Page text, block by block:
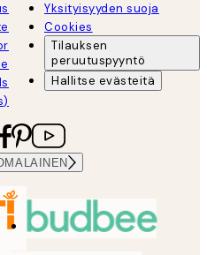
Yksityisyyden suoja
Cookies
Tilauksen
peruutuspyyntö
Hallitse evästeitä